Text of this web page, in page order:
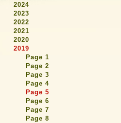
2024
2023
2022
2021
2020
2019
Page 1
Page 2
Page 3
Page 4
Page 5
Page 6
Page 7
Page 8